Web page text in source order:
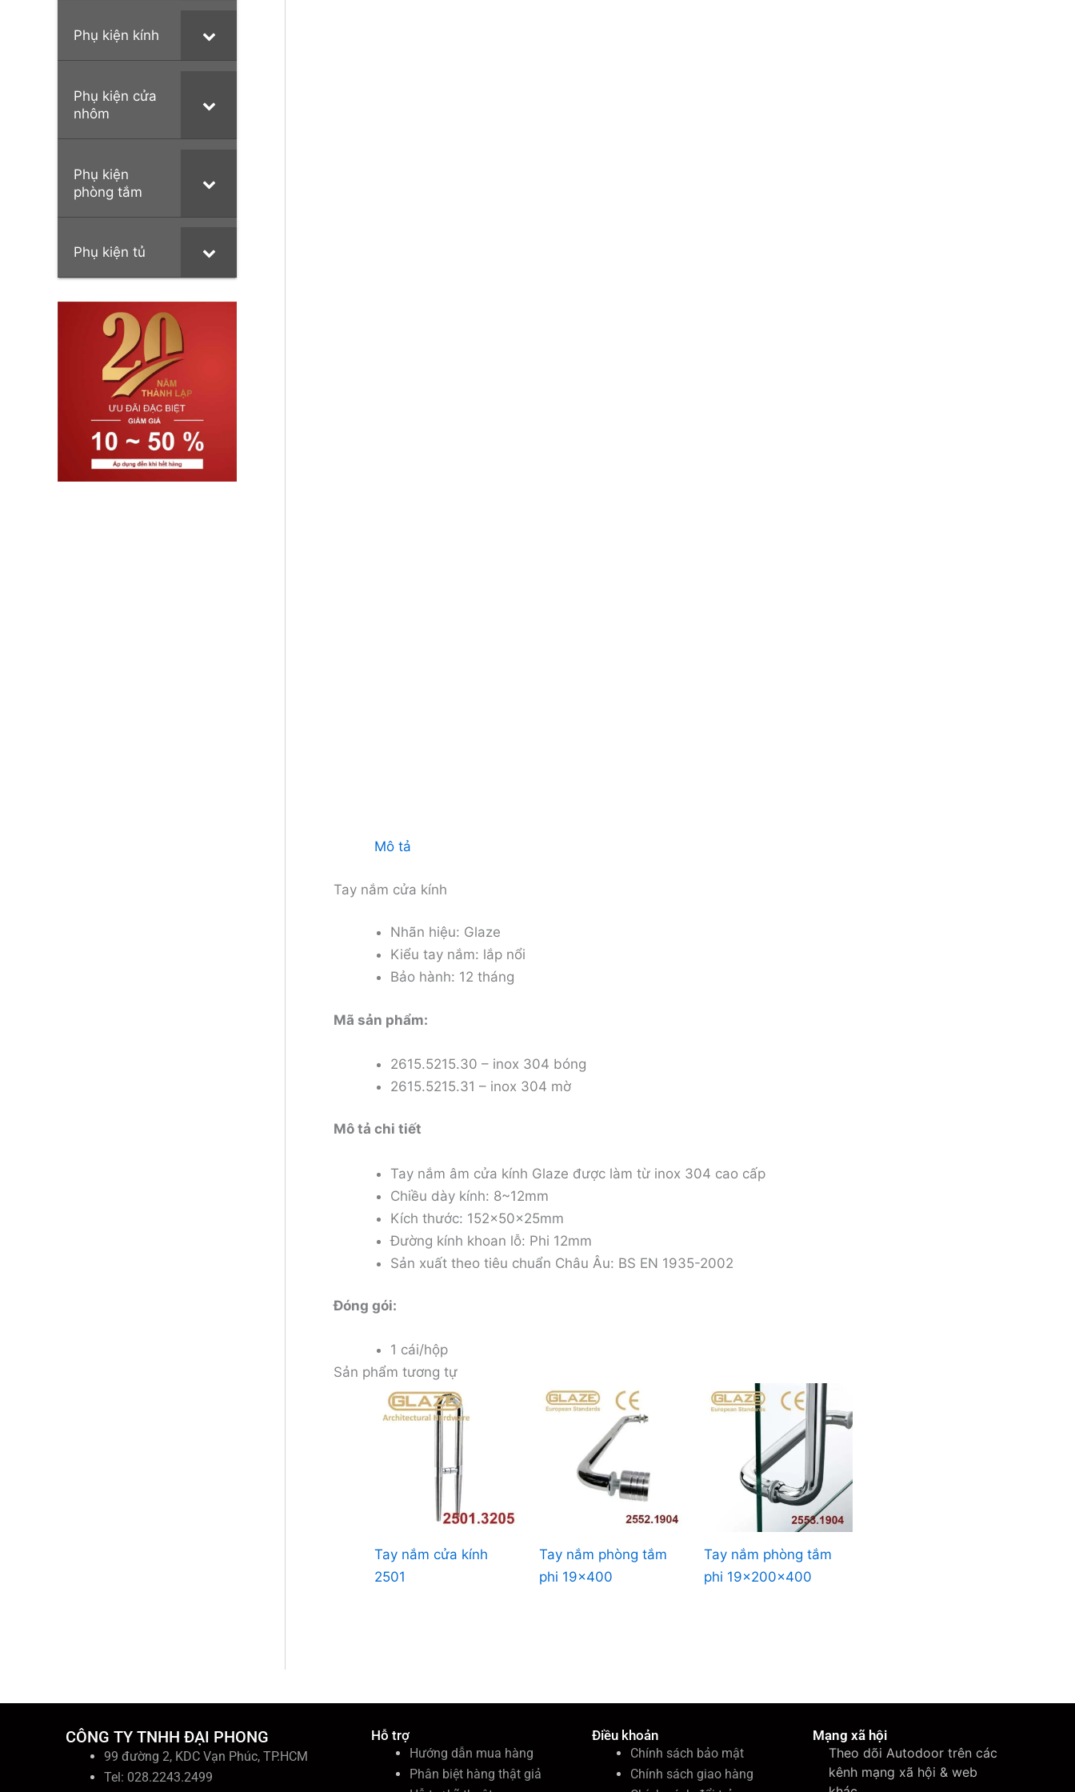
Phụ kiện kính
Phụ kiện cửa
nhôm
Phụ kiện
phòng tắm
Phụ kiện tủ
Mô tả
Tay nắm cửa kính
Nhãn hiệu: Glaze
Kiểu tay nắm: lắp nổi
Bảo hành: 12 tháng
Mã sản phẩm:
2615.5215.30 – inox 304 bóng
2615.5215.31 – inox 304 mờ
Mô tả chi tiết
Tay nắm âm cửa kính Glaze được làm từ inox 304 cao cấp
Chiều dày kính: 8~12mm
Kích thước: 152x50x25mm
Đường kính khoan lỗ: Phi 12mm
Sản xuất theo tiêu chuẩn Châu Âu: BS EN 1935-2002
Đóng gói:
1 cái/hộp
Sản phẩm tương tự
Tay nắm cửa kính
2501
Tay nắm phòng tắm
phi 19×400
Tay nắm phòng tắm
phi 19x200x400
CÔNG TY TNHH ĐẠI PHONG
99 đường 2, KDC Vạn Phúc, TP.HCM
Tel: 028.2243.2499
Hỗ trợ
Hướng dẫn mua hàng
Phân biệt hàng thật giả
Điều khoản
Chính sách bảo mật
Chính sách giao hàng
Mạng xã hội
Theo dõi Autodoor trên các
kênh mạng xã hội & web